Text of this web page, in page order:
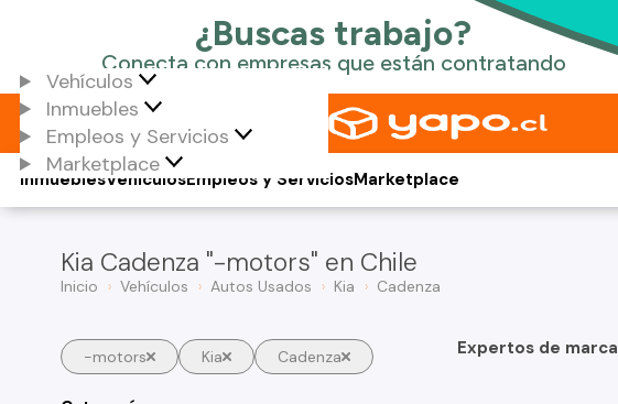
Vehículos
Inmuebles
Empleos y Servicios
Marketplace
Vehículos
Inmuebles Empleos y ServiciosMarketplace
Kia Cadenza "-motors" en Chile
Inicio Vehículos Autos Usados Kia Cadenza
-motors Kia Cadenza Expertos de marca